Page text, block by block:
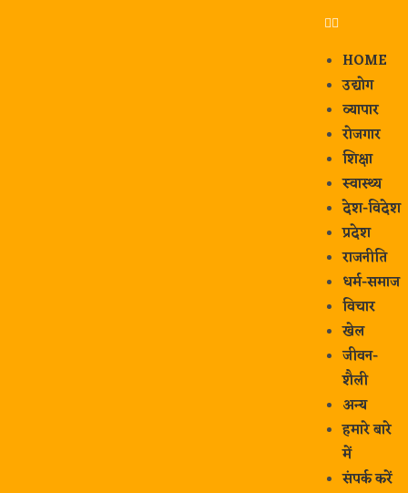
HOME
उद्योग
व्यापार
रोजगार
शिक्षा
स्वास्थ्य
देश-विदेश
प्रदेश
राजनीति
धर्म-समाज
विचार
खेल
जीवन-
शैली
अन्य
हमारे बारे
में
संपर्क करें